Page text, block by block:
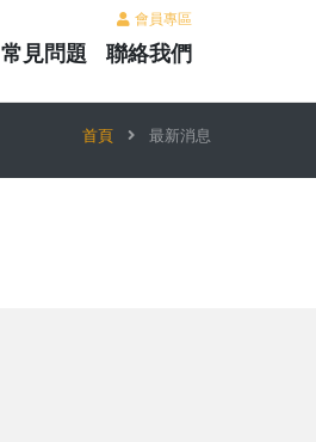
會員專區
常見問題 聯絡我們
首頁 最新消息